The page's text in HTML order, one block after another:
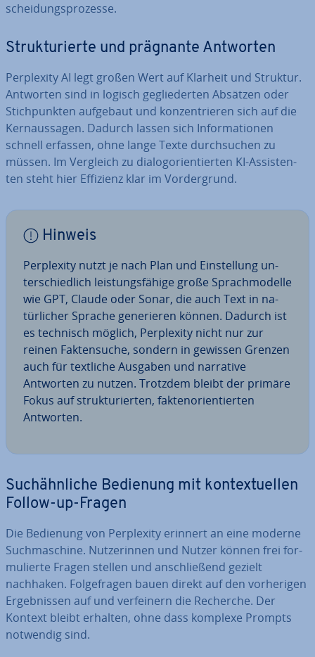
schei­dungs­pro­zes­se.
Struk­tu­rier­te und prägnante Antworten
Per­ple­xi­ty AI legt großen Wert auf Klarheit und Struktur.
Antworten sind in logisch ge­glie­der­ten Absätzen oder
Stich­punk­ten aufgebaut und kon­zen­trie­ren sich auf die
Kern­aus­sa­gen. Dadurch lassen sich In­for­ma­tio­nen
schnell erfassen, ohne lange Texte durch­su­chen zu
müssen. Im Vergleich zu dia­log­ori­en­tier­ten KI-As­sis­ten­
ten steht hier Effizienz klar im Vor­der­grund.
Hinweis
Per­ple­xi­ty nutzt je nach Plan und Ein­stel­lung un­
ter­schied­lich leis­tungs­fä­hi­ge große Sprach­mo­del­le
wie GPT, Claude oder Sonar, die auch Text in na­
tür­li­cher Sprache ge­ne­rie­ren können. Dadurch ist
es technisch möglich, Per­ple­xi­ty nicht nur zur
reinen Fak­ten­su­che, sondern in gewissen Grenzen
auch für textliche Ausgaben und narrative
Antworten zu nutzen. Trotzdem bleibt der primäre
Fokus auf struk­tu­rier­ten, fak­ten­ori­en­tier­ten
Antworten.
Such­ähn­li­che Bedienung mit kon­tex­tu­el­len
Follow-up-Fragen
Die Bedienung von Per­ple­xi­ty erinnert an eine moderne
Such­ma­schi­ne. Nut­ze­rin­nen und Nutzer können frei for­
mu­lier­te Fragen stellen und an­schlie­ßend gezielt
nachhaken. Fol­ge­fra­gen bauen direkt auf den vor­he­ri­gen
Er­geb­nis­sen auf und ver­fei­nern die Recherche. Der
Kontext bleibt erhalten, ohne dass komplexe Prompts
notwendig sind.